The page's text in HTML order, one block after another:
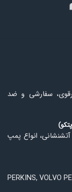
سفارشی و ضد
انواع پمپ
PERKINS, VOLVO